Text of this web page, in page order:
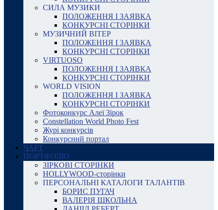
СИЛА МУЗИКИ
ПОЛОЖЕННЯ І ЗАЯВКА
КОНКУРСНІ СТОРІНКИ
МУЗИЧНИЙ ВІТЕР
ПОЛОЖЕННЯ І ЗАЯВКА
КОНКУРСНІ СТОРІНКИ
VIRTUOSO
ПОЛОЖЕННЯ І ЗАЯВКА
КОНКУРСНІ СТОРІНКИ
WORLD VISION
ПОЛОЖЕННЯ І ЗАЯВКА
КОНКУРСНІ СТОРІНКИ
Фотоконкурс Алеї Зірок
Constellation World Photo Fest
Журі конкурсів
Конкурсний портал
ЧАРТ
ПОРТФОЛІО
ЗІРКОВІ СТОРІНКИ
HOLLYWOOD-сторінки
ПЕРСОНАЛЬНІ КАТАЛОГИ ТАЛАНТІВ
БОРИС ПУГАЧ
ВАЛЕРІЯ ШКОЛЬНА